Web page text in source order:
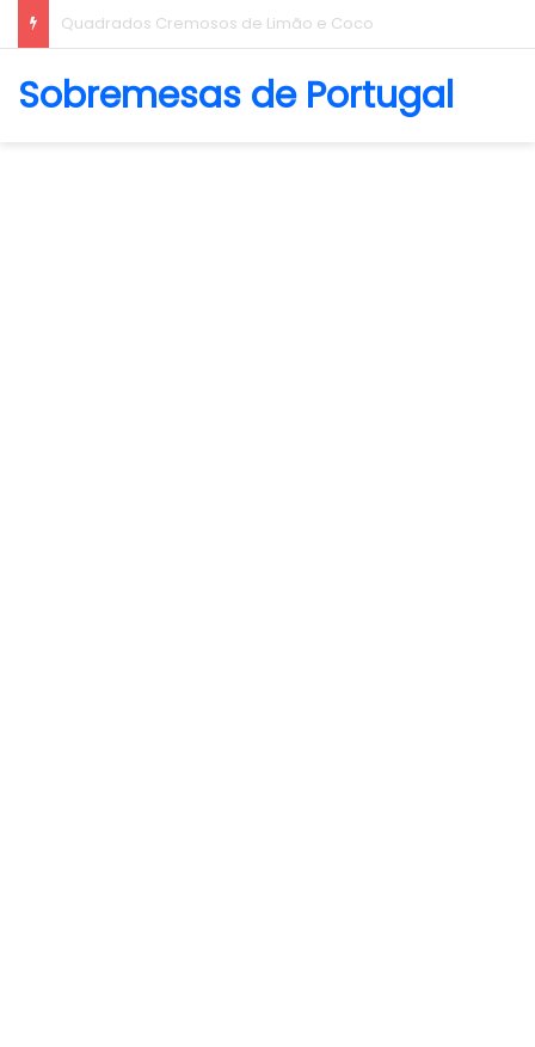
Biscoito Amanteigado
Sobremesas de Portugal